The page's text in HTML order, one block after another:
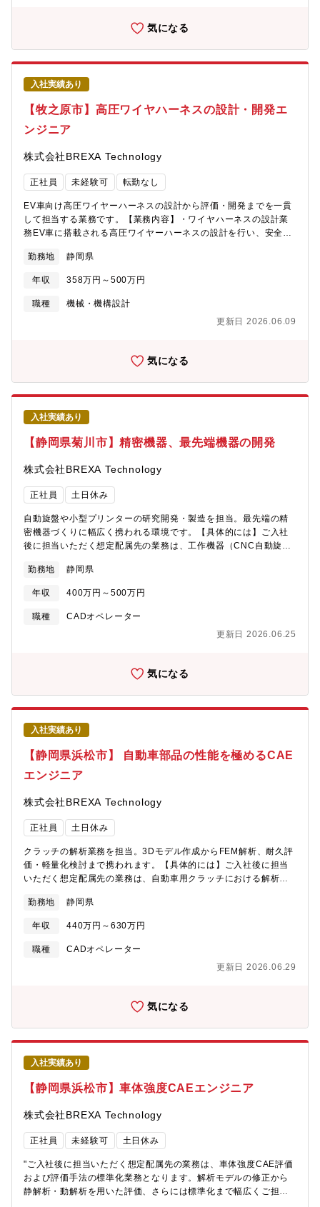
の現場でサポート役として活躍したい」「安定した環境でスキル
を磨きたい」そんな方におすすめのポジションです。【機械系・
電気系・その他ツール】・AutoCAD
気になる
入社実績あり
【牧之原市】高圧ワイヤハーネスの設計・開発エ
ンジニア
株式会社BREXA Technology
正社員 未経験可 転勤なし
EV車向け高圧ワイヤーハーネスの設計から評価・開発までを一貫
して担当する業務です。【業務内容】・ワイヤハーネスの設計業
務EV車に搭載される高圧ワイヤーハーネスの設計を行い、安全性
性や安全性を検証するための各種試験・評価を実施します。・開
発業務新しい技術や仕様に対応した製品開発を行い、次世代EVの
進化に貢献します。・関連部署との調整業務設計・製造・品質部
門と連携しながら、製品の完成度を高めていきます。・付随業務
開発プロセスを支えます。・オシロスコープ、マイクロスコープ
勤務地 静岡県
年収 358万円～500万円
職種
機械・機構設計
更新日 2026.06.09
気になる
入社実績あり
【静岡県菊川市】精密機器、最先端機器の開発
株式会社BREXA Technology
正社員 土日休み
自動旋盤や小型プリンターの研究開発・製造を担当。最先端の精
密機器づくりに幅広く携われる環境です。【具体的には】ご入社
後に担当いただく想定配属先の業務は、工作機器（CNC自動旋
1.CNC自動旋盤および小型プリンターの研究開発（新技術の検
討・機能設計）2.製品の設計および開発（構造・機構・仕様設計
など）3.試作および評価試験（性能確認・品質検証）4.製造工程に
関する検討・改善業務5.その他関連する資料作成やデータ整理な
機械およびプリンター技術に関する専門知識・研究開発から製造
われるポジションです！・最先端の製品開発に関わりながらエン
ジニアとして技術力を高められます。・研究から製造まで幅広く
経験でき、ものづくりの醍醐味を実感できる環境です。
勤務地 静岡県
年収 400万円～500万円
職種
CADオペレーター
更新日 2026.06.25
気になる
入社実績あり
【静岡県浜松市】 自動車部品の性能を極めるCAE
エンジニア
株式会社BREXA Technology
正社員 土日休み
クラッチの解析業務を担当。3Dモデル作成からFEM解析、耐久評
価・軽量化検討まで携われます。【具体的には】ご入社後に担当
いただく想定配属先の業務は、自動車用クラッチにおける解析業
グ）2.解析用メッシュの作成3.FEM解析の実施（構造解析・応力
解析など）4.応力・変形の確認および評価5.耐久寿命の評価および
検証6.軽量化に向けた構造検討・改良提案7.解析結果の取りまとめ
および報告書作成8.その他関連する資料作成やデータ整理など
品の構造/強度評価知識・3Dモデリングおよび解析ツールの活用能
ポジションです！・解析から評価、改善提案まで一連のプロセス
を経験でき、エンジニアとしての専門性を高められます。・軽量
化など先進的な課題にも取り組めるため、技術力を磨ける環境で
す。
勤務地 静岡県
年収 440万円～630万円
職種
CADオペレーター
更新日 2026.06.29
気になる
入社実績あり
【静岡県浜松市】車体強度CAEエンジニア
株式会社BREXA Technology
正社員 未経験可 土日休み
"ご入社後に担当いただく想定配属先の業務は、車体強度CAE評価
および評価手法の標準化業務となります。解析モデルの修正から
静解析・動解析を用いた評価、さらには標準化まで幅広くご担当